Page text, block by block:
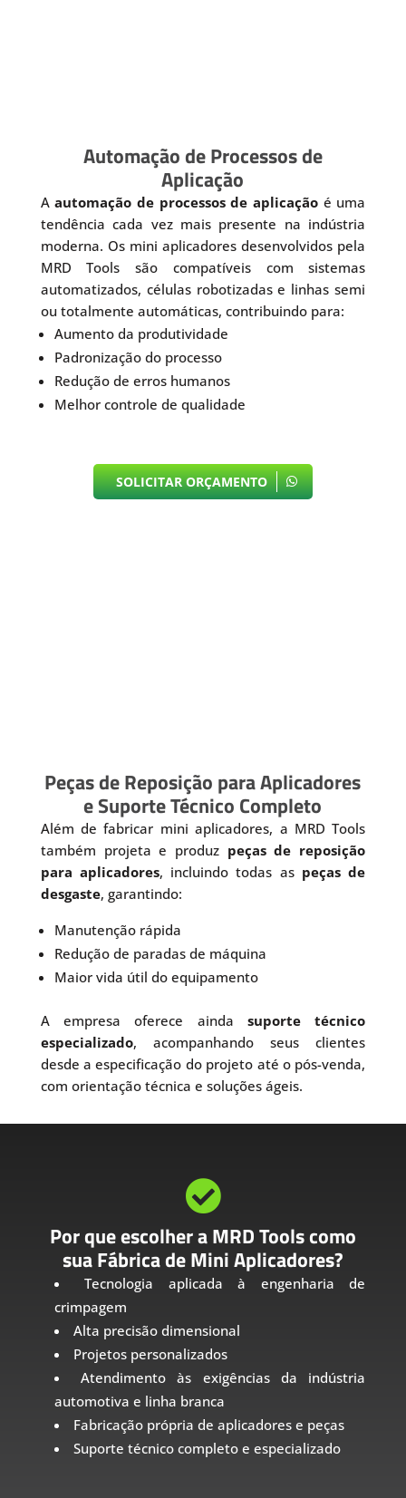
Automação de Processos de
Aplicação
Aautomação de processos de aplicaçãoé uma
tendência cada vez mais presente na indústria
moderna. Os mini aplicadores desenvolvidos pela
MRD Tools são compatíveis com sistemas
automatizados, células robotizadas e linhas semi
ou totalmente automáticas, contribuindo para:
Aumento da produtividade
Padronização do processo
Redução de erros humanos
Melhor controle de qualidade
SOLICITAR ORÇAMENTO
Peças de Reposição para Aplicadores
e Suporte Técnico Completo
Além de fabricar mini aplicadores, a MRD Tools
também projeta e produz peças de reposição
para aplicadores, incluindo todas as peças de
desgaste, garantindo:
Manutenção rápida
Redução de paradas de máquina
Maior vida útil do equipamento
A empresa oferece ainda suporte técnico
especializado, acompanhando seus clientes
desde a especificação do projeto até o pós-venda,
com orientação técnica e soluções ágeis.

Por que escolher a MRD Tools como
sua Fábrica de Mini Aplicadores?
Tecnologia aplicada à engenharia de
crimpagem
Alta precisão dimensional
Projetos personalizados
Atendimento às exigências da indústria
automotiva e linha branca
Fabricação própria de aplicadores e peças
Suporte técnico completo e especializado